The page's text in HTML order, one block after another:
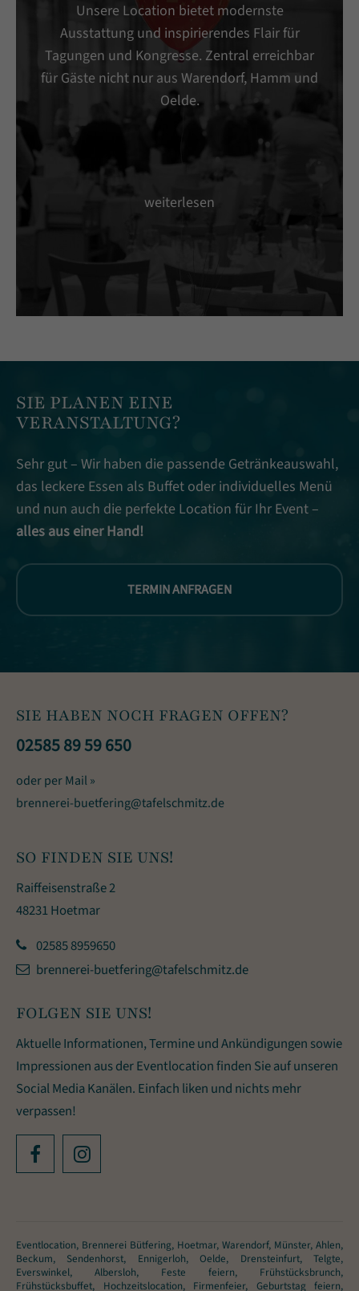
Unsere Location bietet modernste
Ausstattung und inspirierendes Flair für
Tagungen und Kongresse. Zentral erreichbar
für Gäste nicht nur aus Warendorf, Hamm und
Oelde.
weiterlesen
SIE PLANEN EINE
VERANSTALTUNG?
Sehr gut – Wir haben die passende Getränkeauswahl,
das leckere Essen als Buffet oder individuelles Menü
und nun auch die perfekte Location für Ihr Event –
alles aus einer Hand!
TERMIN ANFRAGEN
SIE HABEN NOCH FRAGEN OFFEN?
02585 89 59 650
oder per Mail »
brennerei-buetfering@tafelschmitz.de
SO FINDEN SIE UNS!
Raiffeisenstraße 2
48231 Hoetmar
02585 8959650
brennerei-buetfering@tafelschmitz.de
FOLGEN SIE UNS!
Aktuelle Informationen, Termine und Ankündigungen sowie
Impressionen aus der Eventlocation finden Sie auf unseren
Social Media Kanälen. Einfach liken und nichts mehr
verpassen!
Eventlocation, Brennerei Bütfering, Hoetmar, Warendorf, Münster, Ahlen,
Beckum, Sendenhorst, Ennigerloh, Oelde, Drensteinfurt, Telgte,
Everswinkel, Albersloh, Feste feiern, Frühstücksbrunch,
Frühstücksbuffet, Hochzeitslocation, Firmenfeier, Geburtstag feiern,